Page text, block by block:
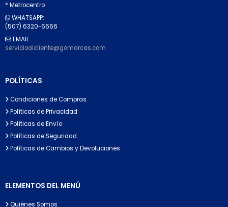
* Metrocentro
WHATSAPP:
(507) 6320-6666
EMAIL:
servicioalcliente@gomarcas.com
POLÍTICAS
Condiciones de Compras
Políticas de Privacidad
Políticas de Envío
Políticas de Seguridad
Políticas de Cambios y Devoluciones
ELEMENTOS DEL MENÚ
Quiénes Somos